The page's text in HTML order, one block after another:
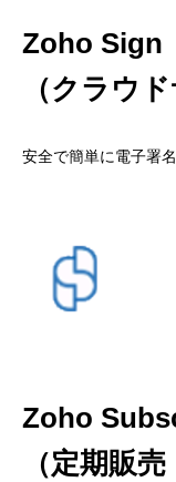
Zoho Sign
（クラウ
安全で簡単に電子署名
Zoho
（定期販